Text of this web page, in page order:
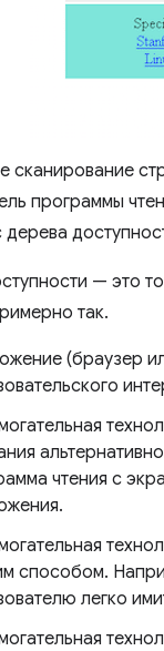
сканирование
программы
— это
так.
(браузер
чтения с
способом.
легко